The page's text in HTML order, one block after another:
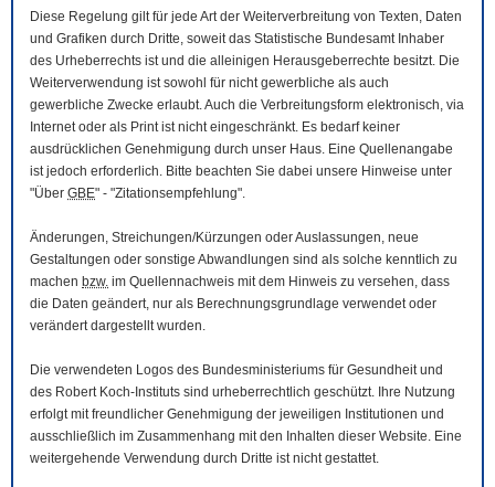
Diese Regelung gilt für jede Art der Weiterverbreitung von Texten, Daten
und Grafiken durch Dritte, soweit das Statistische Bundesamt Inhaber
des Urheberrechts ist und die alleinigen Herausgeberrechte besitzt. Die
Weiterverwendung ist sowohl für nicht gewerbliche als auch
gewerbliche Zwecke erlaubt. Auch die Verbreitungsform elektronisch, via
Internet oder als Print ist nicht eingeschränkt. Es bedarf keiner
ausdrücklichen Genehmigung durch unser Haus. Eine Quellenangabe
ist jedoch erforderlich. Bitte beachten Sie dabei unsere Hinweise unter
"Über GBE" - "Zitationsempfehlung".
Änderungen, Streichungen/Kürzungen oder Auslassungen, neue
Gestaltungen oder sonstige Abwandlungen sind als solche kenntlich zu
machen bzw. im Quellennachweis mit dem Hinweis zu versehen, dass
die Daten geändert, nur als Berechnungsgrundlage verwendet oder
verändert dargestellt wurden.
Die verwendeten Logos des Bundesministeriums für Gesundheit und
des Robert Koch-Instituts sind urheberrechtlich geschützt. Ihre Nutzung
erfolgt mit freundlicher Genehmigung der jeweiligen Institutionen und
ausschließlich im Zusammenhang mit den Inhalten dieser Website. Eine
weitergehende Verwendung durch Dritte ist nicht gestattet.